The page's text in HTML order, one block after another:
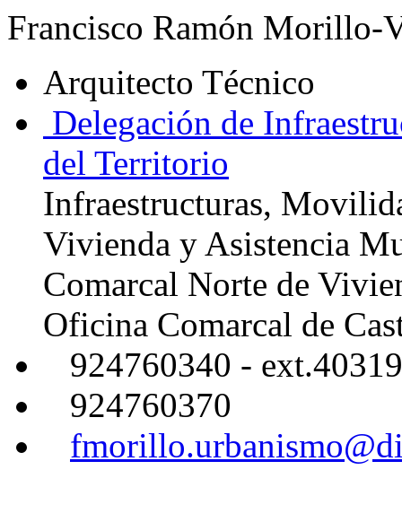
Francisco Ramón Morillo-
Arquitecto Técnico
Delegación de
del Territorio
Infraestructuras,
Vivienda y Asistencia
Comarcal Norte de
Oficina Comarcal de
924760340 - ext.40319
924760370